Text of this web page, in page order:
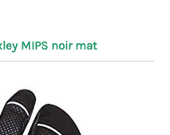
MIPS noir mat